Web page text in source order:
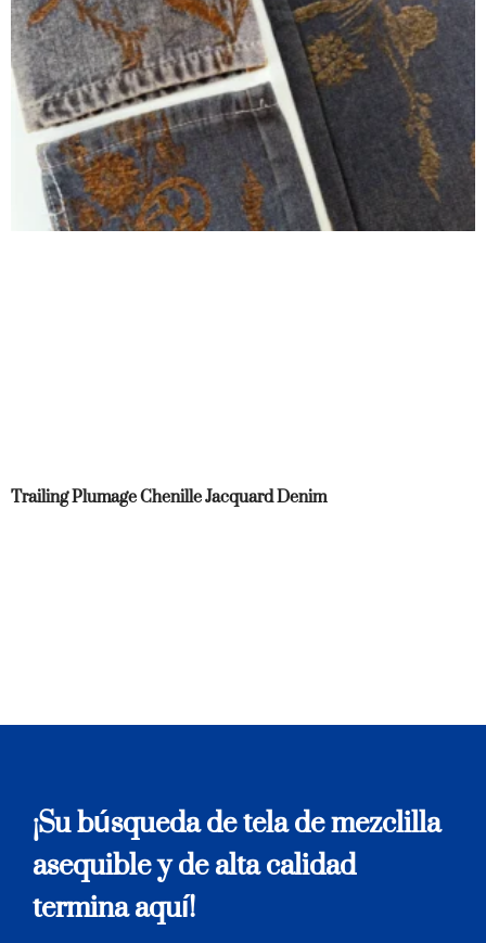
Trailing Plumage Chenille Jacquard Denim
¡Su búsqueda de tela de mezclilla
asequible y de alta calidad
termina aquí!